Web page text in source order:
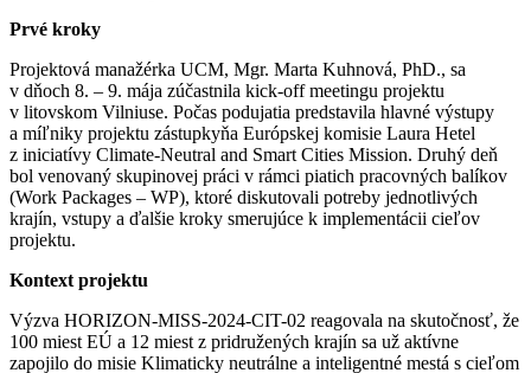
Prvé kroky
Projektová manažérka UCM, Mgr. Marta Kuhnová, PhD., sa
v dňoch 8. – 9. mája zúčastnila kick-off meetingu projektu
v litovskom Vilniuse. Počas podujatia predstavila hlavné výstupy
a míľniky projektu zástupkyňa Európskej komisie Laura Hetel
z iniciatívy Climate-Neutral and Smart Cities Mission. Druhý deň
bol venovaný skupinovej práci v rámci piatich pracovných balíkov
(Work Packages – WP), ktoré diskutovali potreby jednotlivých
krajín, vstupy a ďalšie kroky smerujúce k implementácii cieľov
projektu.
Kontext projektu
Výzva HORIZON-MISS-2024-CIT-02 reagovala na skutočnosť, že
100 miest EÚ a 12 miest z pridružených krajín sa už aktívne
zapojilo do misie Klimaticky neutrálne a inteligentné mestá s cieľom